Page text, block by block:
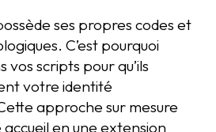
ses propres codes et
C’est pourquoi
vos scripts pour qu’ils
votre identité
approche sur mesure
en une extension